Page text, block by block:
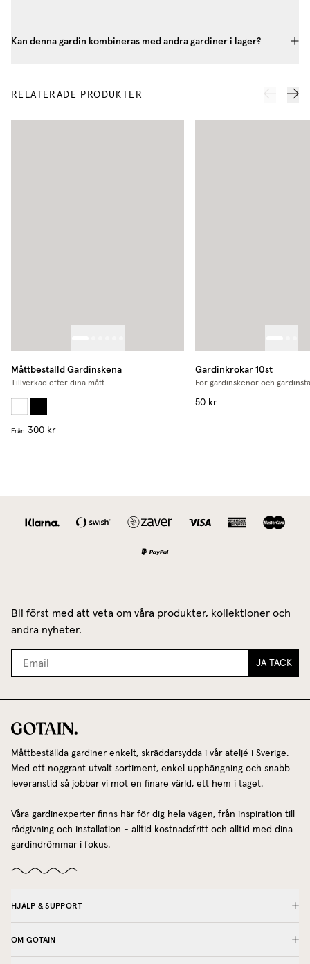
Kan denna gardin kombineras med andra gardiner i lager?
RELATERADE PRODUKTER
Måttbeställd Gardinskena
Tillverkad efter dina mått
Från 300 kr
Gardinkrokar 10st
För gardinskenor och
50 kr
Bli först med att veta om våra produkter, kollektioner och
andra nyheter.
JA TACK
Måttbeställda gardiner enkelt, skräddarsydda i vår ateljé i Sverige.
Med ett noggrant utvalt sortiment, enkel upphängning och snabb
leveranstid så jobbar vi mot en finare värld, ett hem i taget.
Våra gardinexperter finns här för dig hela vägen, från inspiration till
rådgivning och installation - alltid kostnadsfritt och alltid med dina
gardindrömmar i fokus.
HJÄLP & SUPPORT
OM GOTAIN